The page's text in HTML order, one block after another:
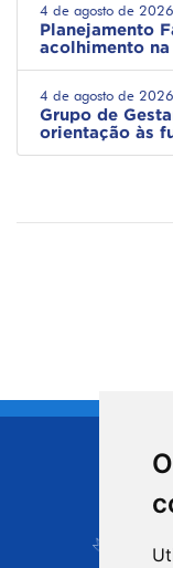
4 de agosto de 2026
Planejamento
acolhimento
4 de agosto de 2026
Grupo de
orientação às